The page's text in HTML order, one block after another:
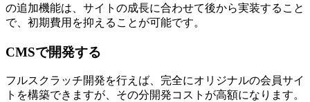
の追加機能は、サイトの成長に合わせて後から実装すること
で、初期費用を抑えることが可能です。
CMSで開発する
フルスクラッチ開発を行えば、完全にオリジナルの会員サイ
トを構築できますが、その分開発コストが高額になります。